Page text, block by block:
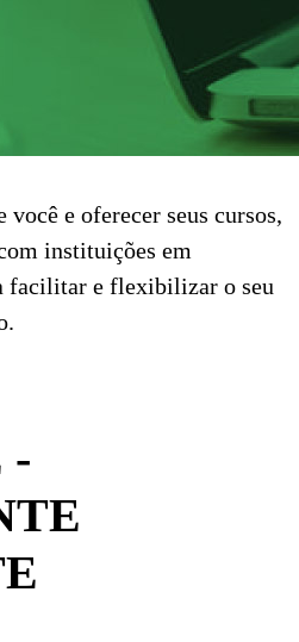
você e oferecer seus cursos,
instituições em
facilitar e flexibilizar o seu
-